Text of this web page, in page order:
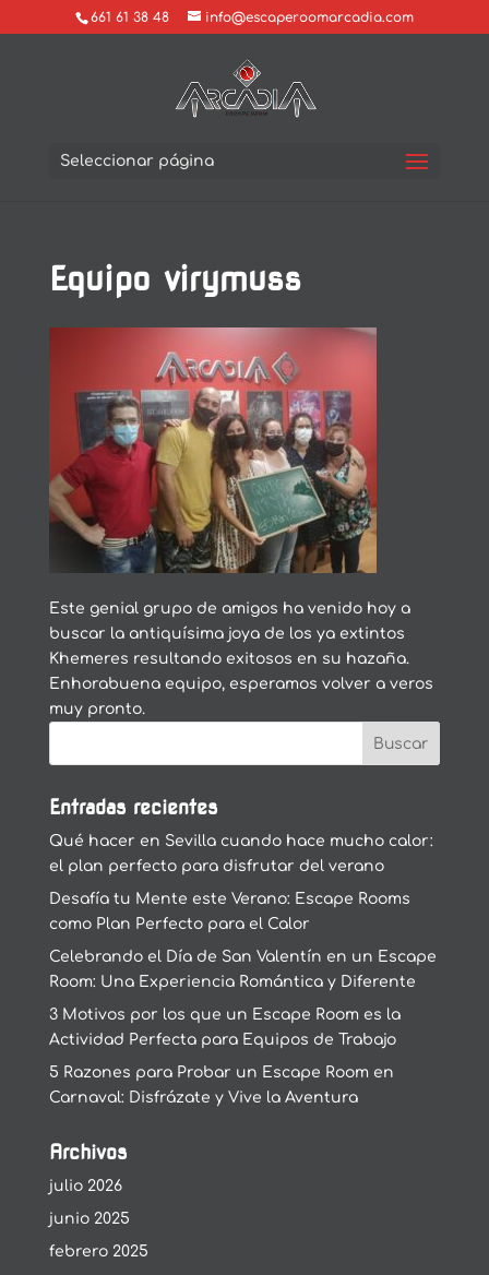
661 61 38 48 info@escaperoomarcadia.com
Seleccionar página
Equipo virymuss
Este genial grupo de amigos ha venido hoy a
buscar la antiquísima joya de los ya extintos
Khemeres resultando exitosos en su hazaña.
Enhorabuena equipo, esperamos volver a veros
muy pronto.
Entradas recientes
Qué hacer en Sevilla cuando hace mucho calor:
el plan perfecto para disfrutar del verano
Desafía tu Mente este Verano: Escape Rooms
como Plan Perfecto para el Calor
Celebrando el Día de San Valentín en un Escape
Room: Una Experiencia Romántica y Diferente
3 Motivos por los que un Escape Room es la
Actividad Perfecta para Equipos de Trabajo
5 Razones para Probar un Escape Room en
Carnaval: Disfrázate y Vive la Aventura
Archivos
julio 2026
junio 2025
febrero 2025